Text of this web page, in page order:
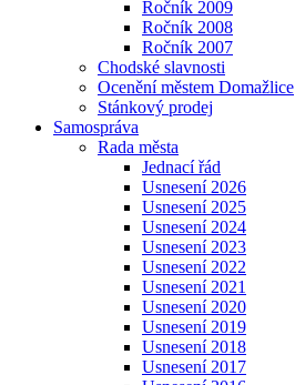
Ročník 2009
Ročník 2008
Ročník 2007
Chodské slavnosti
Ocenění městem Domažlice
Stánkový prodej
Samospráva
Rada města
Jednací řád
Usnesení 2026
Usnesení 2025
Usnesení 2024
Usnesení 2023
Usnesení 2022
Usnesení 2021
Usnesení 2020
Usnesení 2019
Usnesení 2018
Usnesení 2017